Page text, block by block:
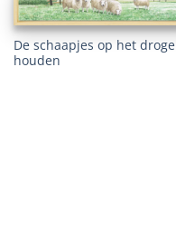
De schaapjes op het droge
houden